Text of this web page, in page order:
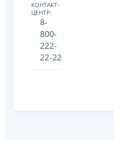
КОНТАКТ-
ЦЕНТР:
8-
800-
222-
22-22